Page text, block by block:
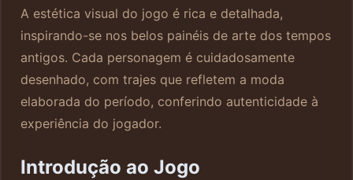
A estética visual do jogo é rica e detalhada,
inspirando-se nos belos painéis de arte dos tempos
antigos. Cada personagem é cuidadosamente
desenhado, com trajes que refletem a moda
elaborada do período, conferindo autenticidade à
experiência do jogador.
Introdução ao Jogo